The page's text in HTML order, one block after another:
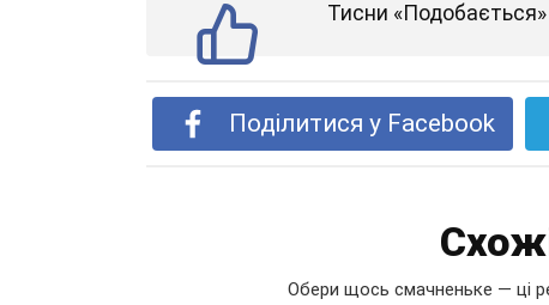
Тисни
Поділитися у Facebook
Обери щось смачненьке — ці